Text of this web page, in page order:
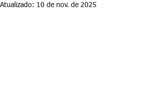
Atualizado: 10 de nov. de 2025